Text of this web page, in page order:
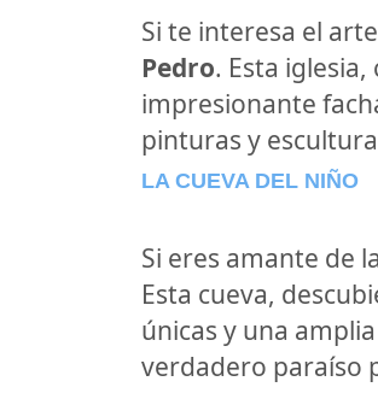
Si te interesa el
Pedro. Esta
impresionante
pinturas y
LA CUEVA DEL NIÑO
Si eres amante de
Esta cueva,
únicas y una
verdadero paraíso